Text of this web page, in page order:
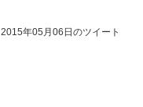
2015年05月06日のツイート